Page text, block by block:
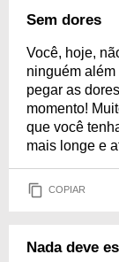
Sem dores
Você, hoje,
ninguém
pegar as
momento!
que você
mais longe e
COPIAR
Nada deve